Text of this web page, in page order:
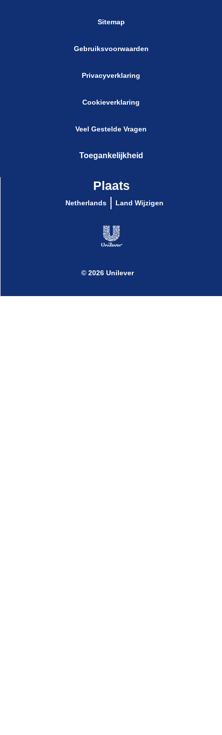
Sitemap
Gebruiksvoorwaarden
Privacyverklaring
Cookieverklaring
Cookie-instellingen
Veel Gestelde Vragen
Toegankelijkheid
Plaats
Netherlands Land Wijzigen